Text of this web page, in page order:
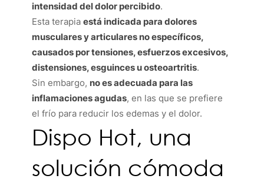
intensidad del dolor percibido.
Esta terapiaestá indicada para dolores
musculares y articulares no específicos,
causados por tensiones, esfuerzos excesivos,
distensiones, esguinces u osteoartritis.
Sin embargo, no es adecuada para las
inflamaciones agudas, en las que se prefiere
el frío para reducir los edemas y el dolor.
Dispo Hot, una
solución cómoda